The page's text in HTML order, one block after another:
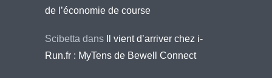
de l’économie de course
Scibetta dans
Il vient d’arriver chez i-
Run.fr : MyTens de Bewell Connect